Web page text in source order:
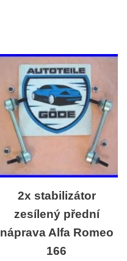
2x stabilizátor
zesílený přední
náprava Alfa Romeo
166